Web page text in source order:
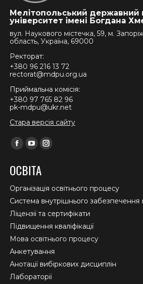
Мелітопольський державний
університет імені Богдана
вул. Наукового містечка, 59, м.
область, Україна, 69000
Ректорат:
+380 96 216 13 72
rectorat@mdpu.org.ua
Приймальна комісія:
+380 97 765 82 96
pk-mdpu@ukr.net
Стара версія сайту
Find us on:
Facebook
opens
in
new
window
YouTube
opens
in
new
window
Instagram
in
new
window
ОСВІТА
Організація освітнього процесу
Система внутрішнього забезпечення
Ліцензії та сертифікати
Підвищення кваліфікації
Мова освітнього процесу
Анкетування
Анотації вибіркових дисциплін
Лабораторії